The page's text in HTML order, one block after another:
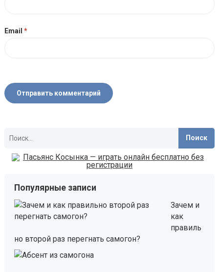
Email *
Популярные записи
Зачем и
как
правиль
но второй раз перегнать самогон?